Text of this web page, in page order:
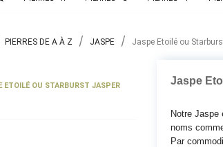
PIERRES DE A À Z JASPE Jaspe Etoilé ou
ETOILÉ OU STARBURST JASPER Jaspe
Notre Jaspe
noms
Par